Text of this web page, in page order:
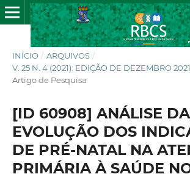
INÍCIO / ARQUIVOS /
V. 25 N. 4 (2021): EDIÇÃO DE DEZEMBRO 2021
Artigo de Pesquisa
[ID 60908] ANÁLISE DA
EVOLUÇÃO DOS
DE PRÉ-NATAL NA
PRIMÁRIA À SAÚDE